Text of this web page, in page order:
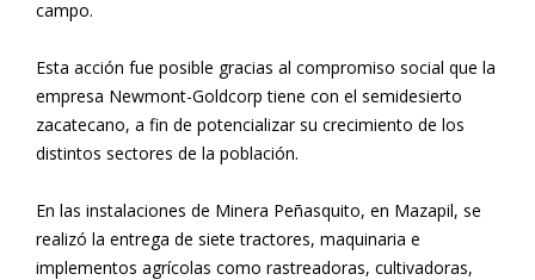
campo.
Esta acción fue posible gracias al compromiso social que la
empresa Newmont-Goldcorp tiene con el semidesierto
zacatecano, a fin de potencializar su crecimiento de los
distintos sectores de la población.
En las instalaciones de Minera Peñasquito, en Mazapil, se
realizó la entrega de siete tractores, maquinaria e
implementos agrícolas como rastreadoras, cultivadoras,